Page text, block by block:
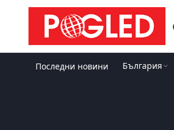
Последни новини България